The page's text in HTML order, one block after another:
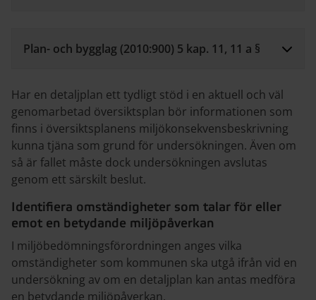
Plan- och bygglag (2010:900) 5 kap. 11, 11 a §
Har en detaljplan ett tydligt stöd i en aktuell och väl
genomarbetad översiktsplan bör informationen som
finns i översiktsplanens miljökonsekvensbeskrivning
kunna tjäna som grund för undersökningen. Även om
så är fallet måste dock undersökningen avslutas
genom ett särskilt beslut.
Identifiera omständigheter som talar för eller
emot en betydande miljöpåverkan
I miljöbedömningsförordningen anges vilka
omständigheter som kommunen ska utgå ifrån vid en
undersökning av om en detaljplan kan antas medföra
en betydande miljöpåverkan.